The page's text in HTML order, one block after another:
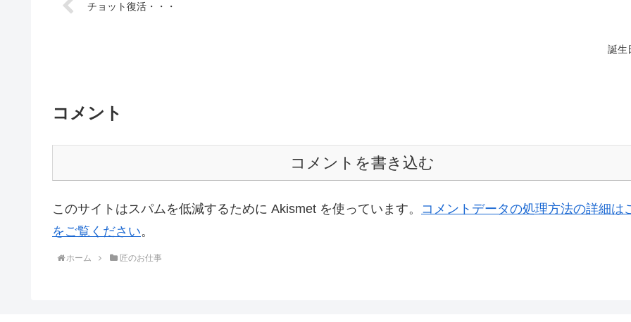
チョット復活・・・
誕生
コメント
コメントを書き込む
このサイトはスパムを低減するために Akismet を使っています。 コメントデータの処理方法の詳細は
をご覧ください。
ホーム 匠のお仕事